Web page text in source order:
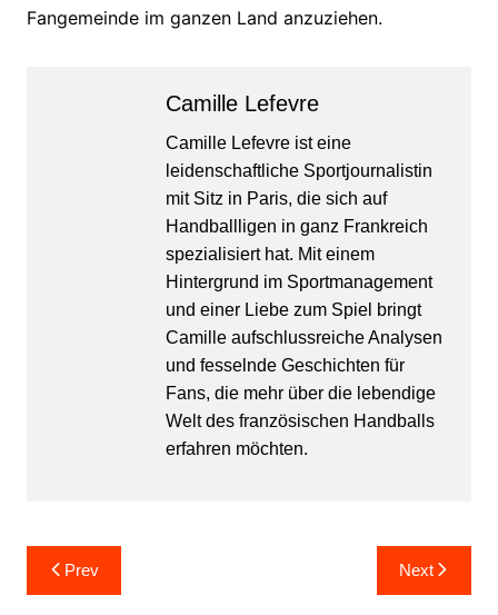
Fangemeinde im ganzen Land anzuziehen.
Camille Lefevre
Camille Lefevre ist eine
leidenschaftliche Sportjournalistin
mit Sitz in Paris, die sich auf
Handballligen in ganz Frankreich
spezialisiert hat. Mit einem
Hintergrund im Sportmanagement
und einer Liebe zum Spiel bringt
Camille aufschlussreiche Analysen
und fesselnde Geschichten für
Fans, die mehr über die lebendige
Welt des französischen Handballs
erfahren möchten.
Post
navigation
Prev Next